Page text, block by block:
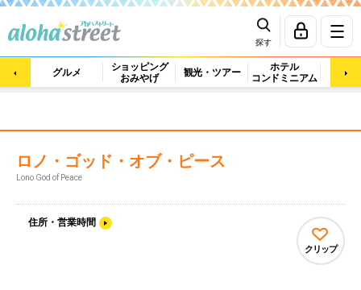
探す
グルメ
ショッピング
おみやげ
観光・ツアー
ホテル
コンドミニアム
マッ
ロノ・ゴッド・オブ・ピース
Lono God of Peace
住所・営業時間
クリップ